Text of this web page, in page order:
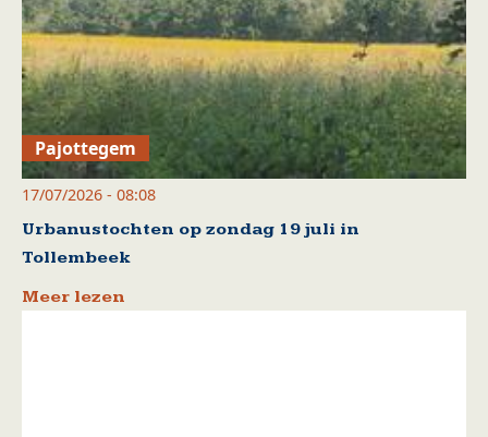
Pajottegem
17/07/2026 - 08:08
Urbanustochten op zondag 19 juli in
Tollembeek
Meer lezen